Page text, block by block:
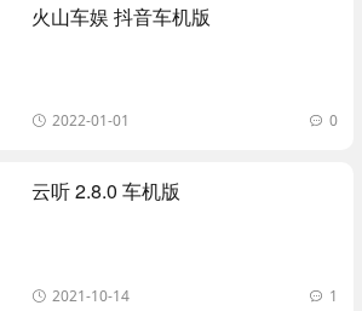
火山车娱 抖音车机版
2022-01-01 0
云听 2.8.0 车机版
2021-10-14 1